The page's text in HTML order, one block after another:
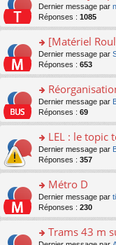
pl
u
s
ré
c
e
n
o
le
pl
u
s
ré
c
e
s
a
g
e
n
o
le
pl
u
s
ré
c
e
le
m
e
s
s
a
g
n
o
n
lu
le
pl
u
s
c
e
nt
o
n
s
ult
er
le
m
e
s
s
a
g
n
o
n
lu
le
pl
u
s
c
Dernier message par
Réponses : 1085
o
n
s
ult
er
le
m
e
s
s
a
g
n
o
n
lu
le
pl
[Matériel
Dernier message par
Réponses : 653
o
n
s
ult
er
le
m
e
s
s
a
g
n
Dernier message par
Réponses : 69
o
n
s
ult
er
le
m
e
s
LEL : le topic
Dernier message par
Réponses : 357
o
n
s
ult
er
Métro D
Dernier message par
Réponses : 230
Trams 43 m